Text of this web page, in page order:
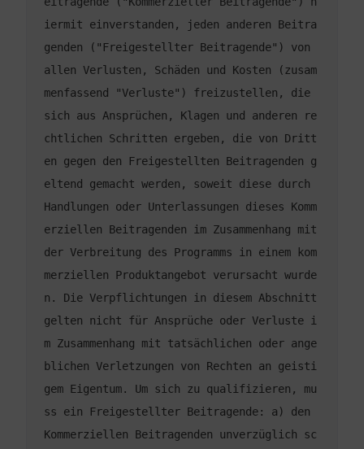
iermit einverstanden, jeden anderen Beitra
genden ("Freigestellter Beitragende") von
allen Verlusten, Schäden und Kosten (zusam
menfassend "Verluste") freizustellen, die
sich aus Ansprüchen, Klagen und anderen re
chtlichen Schritten ergeben, die von Dritt
en gegen den Freigestellten Beitragenden g
eltend gemacht werden, soweit diese durch
Handlungen oder Unterlassungen dieses Komm
erziellen Beitragenden im Zusammenhang mit
der Verbreitung des Programms in einem kom
merziellen Produktangebot verursacht wurde
n. Die Verpflichtungen in diesem Abschnitt
gelten nicht für Ansprüche oder Verluste i
m Zusammenhang mit tatsächlichen oder ange
blichen Verletzungen von Rechten an geisti
gem Eigentum. Um sich zu qualifizieren, mu
ss ein Freigestellter Beitragende: a) den
Kommerziellen Beitragenden unverzüglich sc